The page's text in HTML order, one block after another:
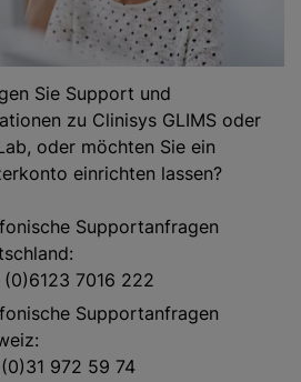
Sie Support und
zu Clinisys GLIMS oder
oder möchten Sie ein
einrichten lassen?
Supportanfragen
7016 222
Supportanfragen
972 59 74